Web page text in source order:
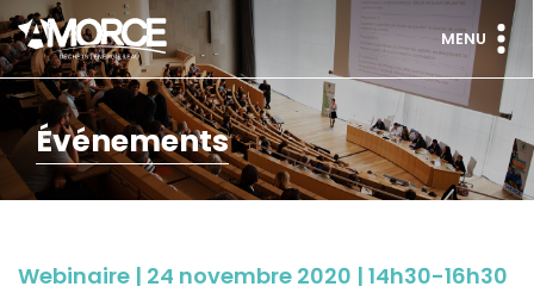
MENU
Événements
Webinaire | 24 novembre 2020 | 14h30-16h30